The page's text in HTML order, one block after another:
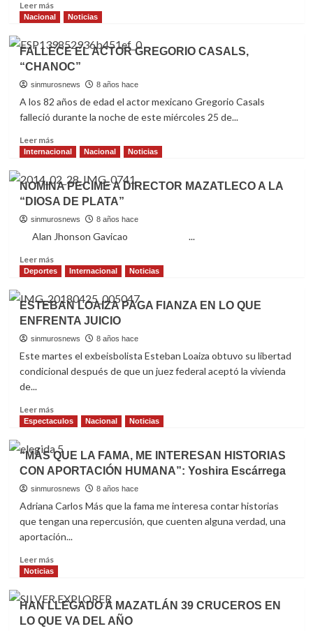
4
Chollet
INFINITY
WAR”
Leer másRead
more
LANZA
CONGRESO
DEL
ESTADO
LLAMADO
ALERTA,
13
AFECTADOS
POR
EFECTOS
DE
Nacional Noticias
FALLECE EL ACTOR GREGORIO CASALS,
“CHANOC”
sinmurosnews 8 años hace
A los 82 años de edad el actor mexicano Gregorio Casals
falleció durante la noche de este miércoles 25 de...
Leer másRead
more
FALLECE
EL
ACTOR
GREGORIO
CASALS,
Internacional Nacional Noticias
NOMINA PECIME A DIRECTOR MAZATLECO A LA
“DIOSA DE PLATA”
sinmurosnews 8 años hace
Alan Jhonson Gavicao ...
Leer másRead
more
NOMINA
PECIME
A
DIRECTOR
MAZATLECO
LA
PLATA”
Deportes Internacional Noticias
ESTEBAN LOAIZA PAGA FIANZA EN LO QUE
ENFRENTA JUICIO
sinmurosnews 8 años hace
Este martes el exbeisbolista Esteban Loaiza obtuvo su libertad
condicional después de que un juez federal aceptó la vivienda
de...
Leer másRead
more
ESTEBAN
LOAIZA
PAGA
FIANZA
EN
QUE
ENFRENTA
Espectaculos Nacional Noticias
“MÁS QUE LA FAMA, ME INTERESAN HISTORIAS
CON APORTACIÓN HUMANA”: Yoshira Escárrega
sinmurosnews 8 años hace
Adriana Carlos Más que la fama me interesa contar historias
que tengan una repercusión, que cuenten alguna verdad, una
aportación...
Leer másRead
more
“MÁS
QUE
LA
Noticias
HAN LLEGADO A MAZATLÁN 39 CRUCEROS EN
LO QUE VA DEL AÑO